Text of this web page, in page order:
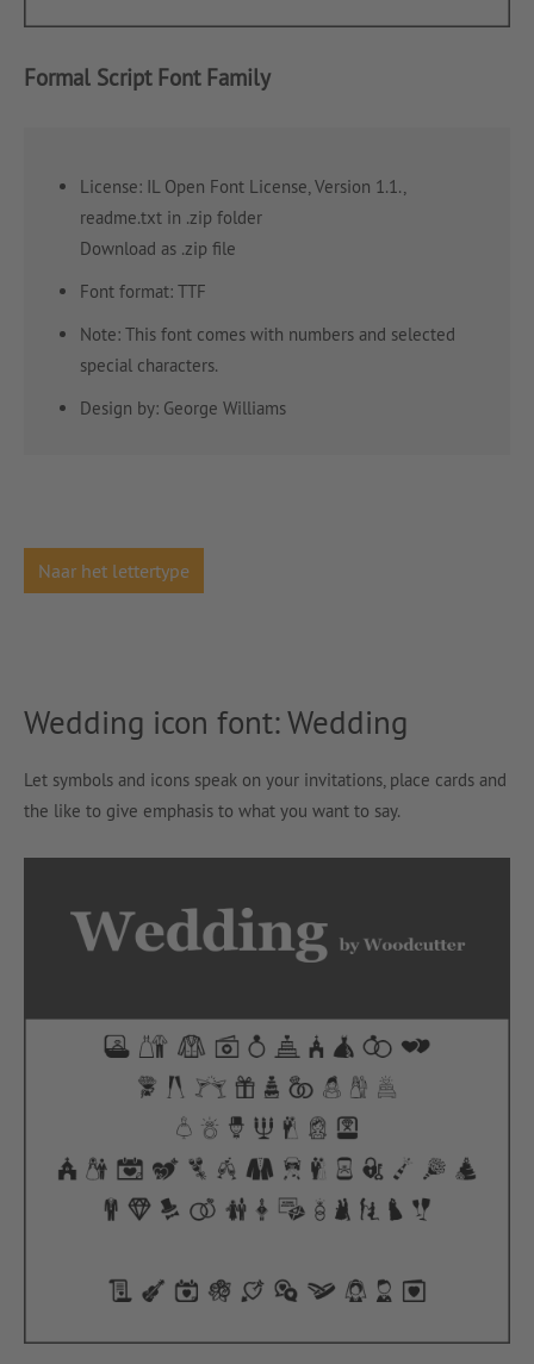
Formal Script Font Family
License: IL Open Font License, Version 1.1.,
readme.txt in .zip folder
Download as .zip file
Font format: TTF
Note: This font comes with numbers and selected
special characters.
Design by: George Williams
Naar het lettertype
Wedding icon font: Wedding
Let symbols and icons speak on your invitations, place cards and
the like to give emphasis to what you want to say.